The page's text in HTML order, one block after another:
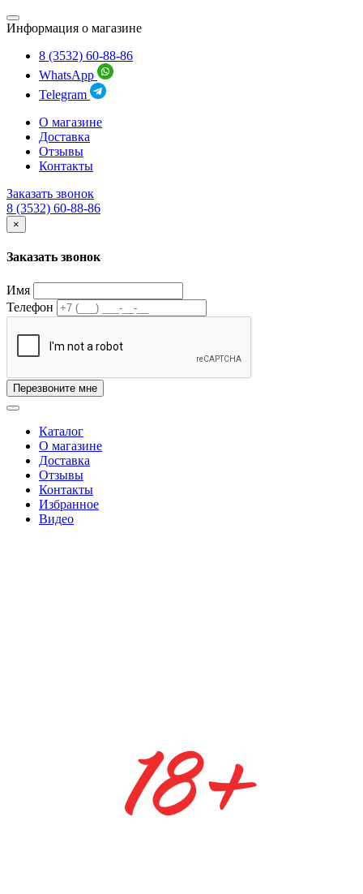
Информация о магазине
8 (3532) 60-88-86
WhatsApp
Telegram
О магазине
Доставка
Отзывы
Контакты
Заказать звонок
8 (3532) 60-88-86
×
Заказать звонок
Имя
Телефон
Перезвоните мне
Каталог
О магазине
Доставка
Отзывы
Контакты
Избранное
Видео